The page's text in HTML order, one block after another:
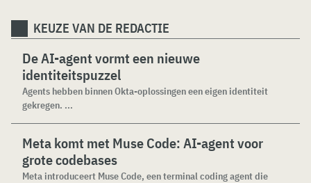
KEUZE VAN DE REDACTIE
De AI-agent vormt een nieuwe
identiteitspuzzel
Agents hebben binnen Okta-oplossingen een eigen identiteit
gekregen. ...
Meta komt met Muse Code: AI-agent voor
grote codebases
Meta introduceert Muse Code, een terminal coding agent die